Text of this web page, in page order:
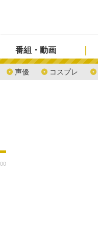
声優 コスプレ
番組・動画